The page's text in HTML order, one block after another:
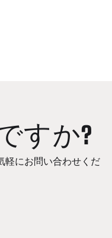
すか?
軽にお問い合わせくだ